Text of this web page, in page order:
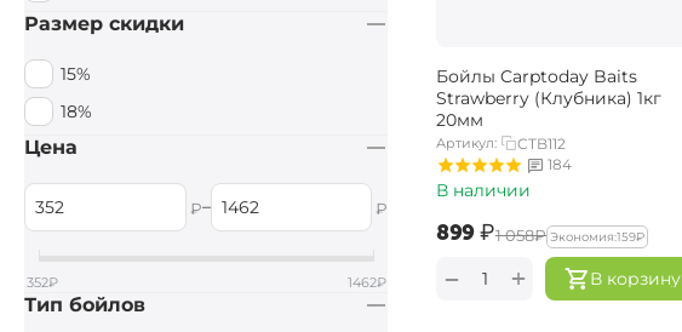
Бойлы Carptoday Baits
Strawberry (Клубника) 1кг
20мм
Артикул:
CTB112
184
В наличии
‍899‍₽‍1 058‍₽ Экономия:‍159‍₽
В корзину
+
−
Размер скидки
15%
18%
Цена
₽– ₽
352₽ 1462₽
Тип бойлов